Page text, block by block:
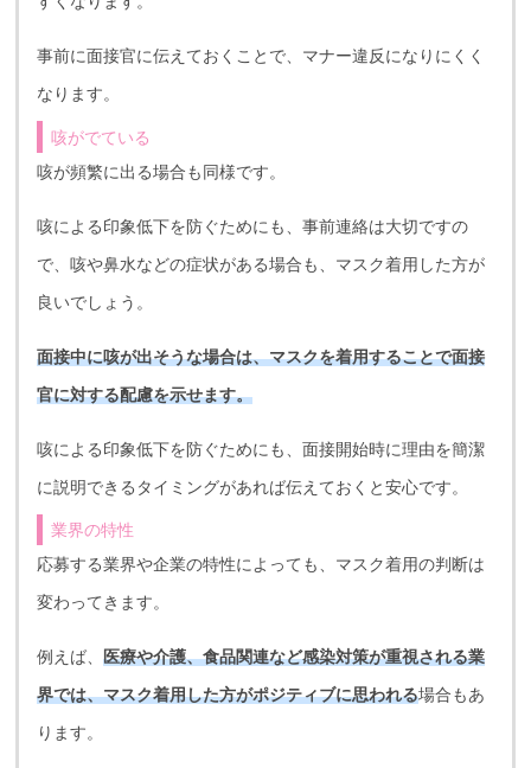
事前に面接官に伝えておくことで、マナー違反になりにくく
なります。
咳がでている
咳が頻繁に出る場合も同様です。
咳による印象低下を防ぐためにも、事前連絡は大切ですの
で、咳や鼻水などの症状がある場合も、マスク着用した方が
良いでしょう。
面接中に咳が出そうな場合は、マスクを着用することで面接
官に対する配慮を示せます。
咳による印象低下を防ぐためにも、面接開始時に理由を簡潔
に説明できるタイミングがあれば伝えておくと安心です。
業界の特性
応募する業界や企業の特性によっても、マスク着用の判断は
変わってきます。
例えば、医療や介護、食品関連など感染対策が重視される業
界では、マスク着用した方がポジティブに思われる場合もあ
ります。